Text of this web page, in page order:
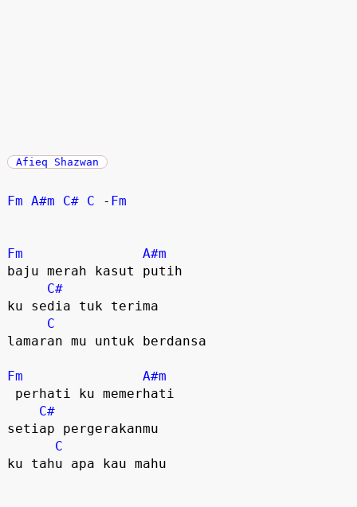
Afieq Shazwan
Fm A#m C# C - Fm
Fm
A#m
baju merah kasut putih
C#
ku sedia tuk terima
C
lamaran mu untuk berdansa
Fm
A#m
C#
setiap pergerakanmu
C
ku tahu apa kau mahu